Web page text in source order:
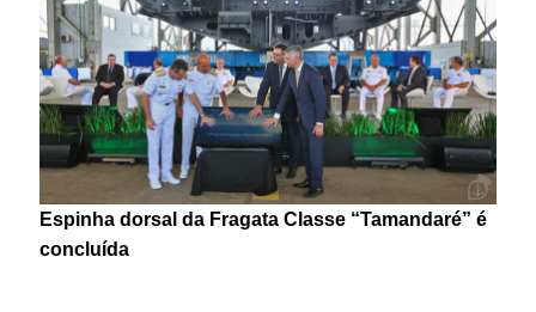
Espinha dorsal da Fragata Classe “Tamandaré” é
concluída